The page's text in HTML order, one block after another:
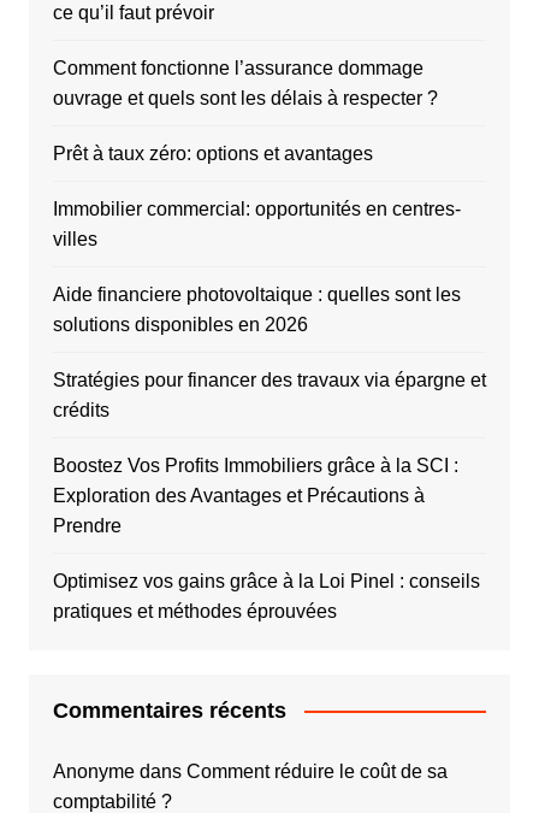
ce qu’il faut prévoir
Comment fonctionne l’assurance dommage
ouvrage et quels sont les délais à respecter ?
Prêt à taux zéro: options et avantages
Immobilier commercial: opportunités en centres-
villes
Aide financiere photovoltaique : quelles sont les
solutions disponibles en 2026
Stratégies pour financer des travaux via épargne et
crédits
Boostez Vos Profits Immobiliers grâce à la SCI :
Exploration des Avantages et Précautions à
Prendre
Optimisez vos gains grâce à la Loi Pinel : conseils
pratiques et méthodes éprouvées
Commentaires récents
Anonymedans Comment réduire le coût de sa
comptabilité ?